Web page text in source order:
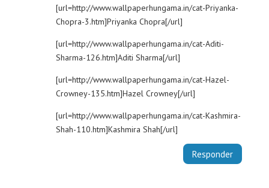
[url=http://www.wallpaperhungama.in/cat-Priyanka-
Chopra-3.htm]Priyanka Chopra[/url]
[url=http://www.wallpaperhungama.in/cat-Aditi-
Sharma-126.htm]Aditi Sharma[/url]
[url=http://www.wallpaperhungama.in/cat-Hazel-
Crowney-135.htm]Hazel Crowney[/url]
[url=http://www.wallpaperhungama.in/cat-Kashmira-
Shah-110.htm]Kashmira Shah[/url]
Responder